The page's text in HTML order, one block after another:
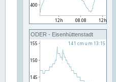
ODER - Eisenhüttenstadt